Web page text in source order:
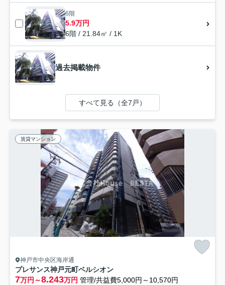
6階
5.9万円
6階 / 21.84㎡ / 1K
過去掲載物件
すべて見る（全7戸）
賃貸マンション
神戸市中央区海岸通
プレサンス神戸元町ベルシオン
7万円～8.243万円 管理/共益費5,000円～10,570円